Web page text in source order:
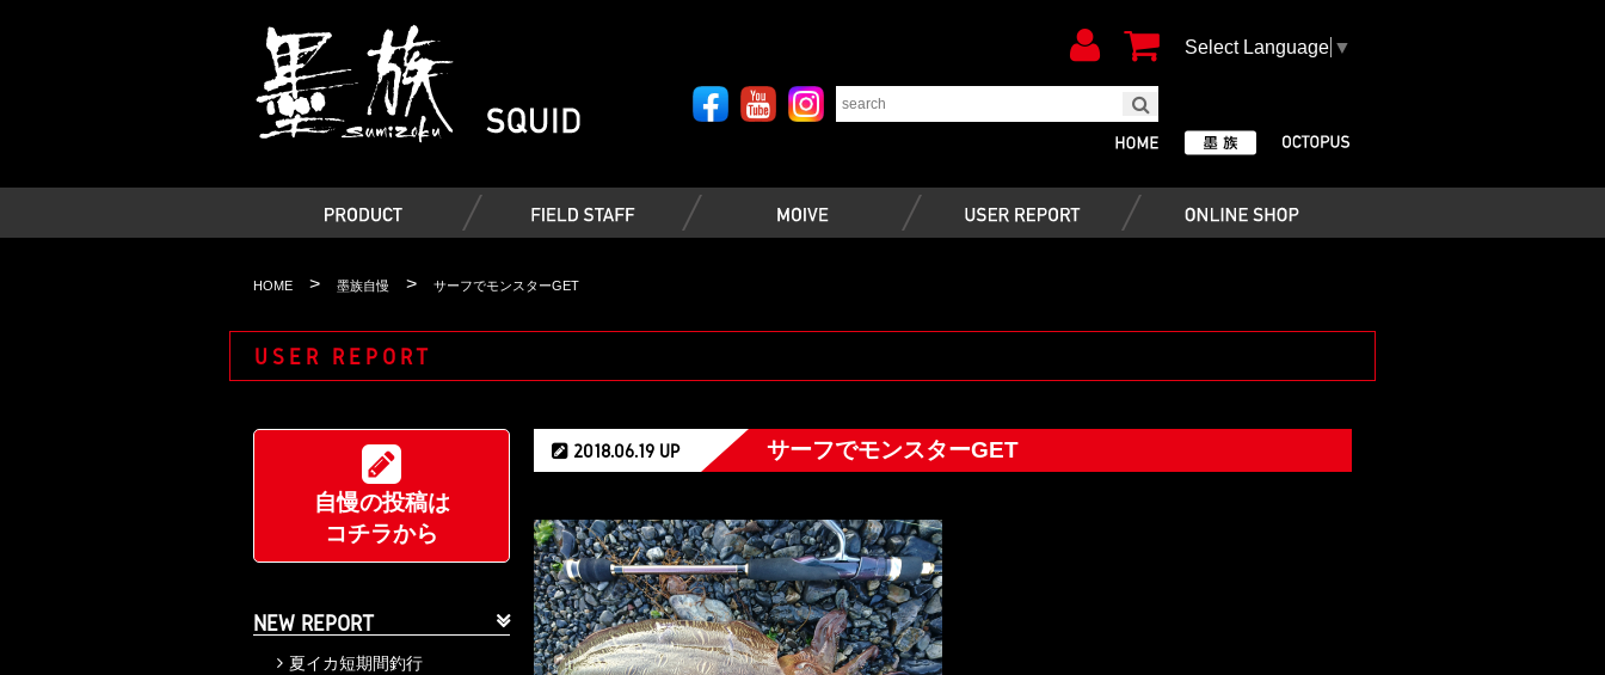
Select Language ▼
HOME > 墨族自慢 > サーフでモンスターGET
USER REPORT
自慢の投稿は
コチラから
NEW REPORT
夏イカ短期間釣行
2018.06.19 UP サーフでモンスターGET